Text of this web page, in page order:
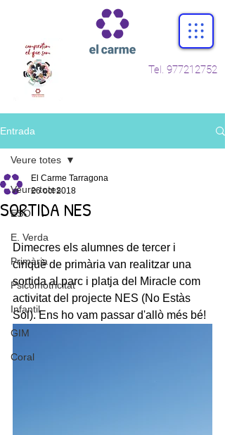
Tel. 977212752
Entrada
Veure totes
ESO
E. Verda
Primària
Psicomotricitat
Infantil
GIM
Coral
Veure totes
SORTIDA NES
El Carme Tarragona
26 oct 2018
Dimecres els alumnes de tercer i
cinquè de primària van realitzar una
sortida al parc i platja del Miracle com
activitat del projecte NES (No Estàs
Sol). Ens ho vam passar d'allò més bé!